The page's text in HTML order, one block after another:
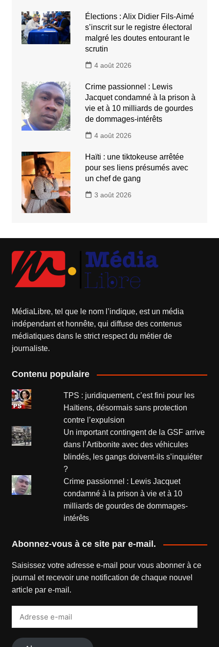
Élections : Alix Didier Fils-Aimé
s’inscrit sur le registre électoral
malgré les doutes entourant le
scrutin
4 août 2026
Crime passionnel : Lewis
Jacquet condamné à la prison à
vie et à 10 milliards de gourdes
de dommages-intérêts
4 août 2026
Haïti : une tiktokeuse arrêtée
pour ses liens présumés avec
un chef de gang
3 août 2026
MédiaLibre, tel que le nom l’indique, est un média
indépendant et honnête, qui diffuse des contenus
médiatiques dans le strict respect du métier de
journaliste.
Contenu populaire
TPS : juridiquement, c’est fini pour les
Haïtiens, désormais sans protection
contre l’expulsion
Un important contingent de la GSF arrive
dans l’Artibonite avec des véhicules
blindés, les gangs doivent-ils s’inquiéter
?
Crime passionnel : Lewis Jacquet
condamné à la prison à vie et à 10
milliards de gourdes de dommages-
intérêts
Abonnez-vous à ce site par e-mail.
Saisissez votre adresse e-mail pour vous abonner à ce
journal et recevoir une notification de chaque nouvel
article par e-mail.